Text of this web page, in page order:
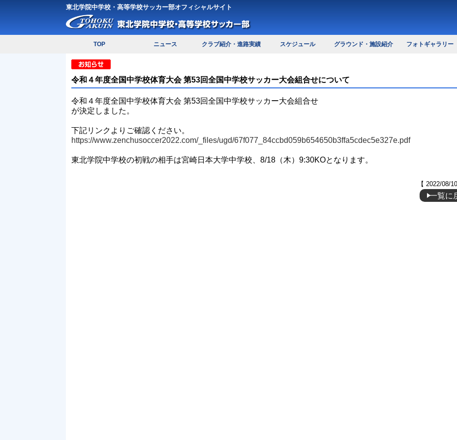
東北学院中学校・高等学校サッカー部オフィシャルサイト
TOP ニュース クラブ紹介・進路実績 スケジュール グラウンド・施設紹介 フォトギャラリー
令和４年度全国中学校体育大会 第53回全国中学校サッカー大会組合せについて
令和４年度全国中学校体育大会 第53回全国中学校サッカー大会組合せ
が決定しました。
下記リンクよりご確認ください。
https://www.zenchusoccer2022.com/_files/ugd/67f077_84ccbd059b654650b3ffa5cdec5e327e.pdf
東北学院中学校の初戦の相手は宮崎日本大学中学校、8/18（木）9:30KOとなります。
【 2022/08/
一覧に